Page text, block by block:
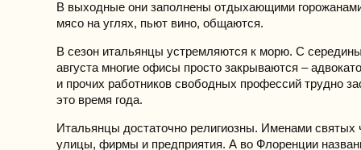
В выходные они заполнены отдыхающими
мясо на углях, пьют вино, общаются.
В сезон итальянцы устремляются к морю. С
августа многие офисы просто закрываются –
и прочих работников свободных профессий трудно
это время года.
Итальянцы достаточно религиозны. Именами святых
улицы, фирмы и предприятия. А во Флоренции